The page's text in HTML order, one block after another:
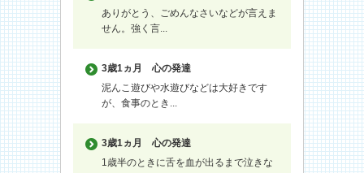
ありがとう、ごめんなさいなどが言えま
せん。強く言...
3歳1ヵ月
心の発達
泥んこ遊びや水遊びなどは大好きです
が、食事のとき...
3歳1ヵ月
心の発達
1歳半のときに舌を血が出るまで泣きな